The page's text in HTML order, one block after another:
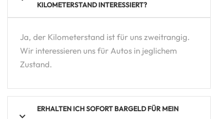
KILOMETERSTAND INTERESSIERT?
Ja, der Kilometerstand ist für uns zweitrangig.
Wir interessieren uns für Autos in jeglichem
Zustand.
ERHALTEN ICH SOFORT BARGELD FÜR MEIN